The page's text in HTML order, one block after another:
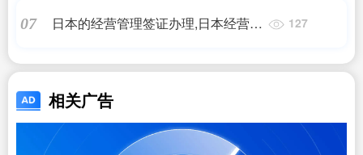
07
日本的经营管理签证办理,日本经营管
127
相关广告